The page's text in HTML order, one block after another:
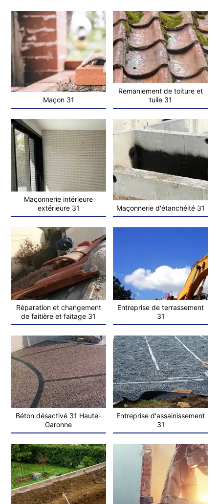
Maçon 31
Remaniement de toiture et
tuile 31
Maçonnerie intérieure
extérieure 31
Maçonnerie d'étanchéité 31
Réparation et changement
de faitière et faitage 31
Entreprise de terrassement
31
Béton désactivé 31 Haute-
Garonne
Entreprise d'assainissement
31